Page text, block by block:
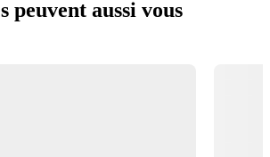
peuvent aussi vous